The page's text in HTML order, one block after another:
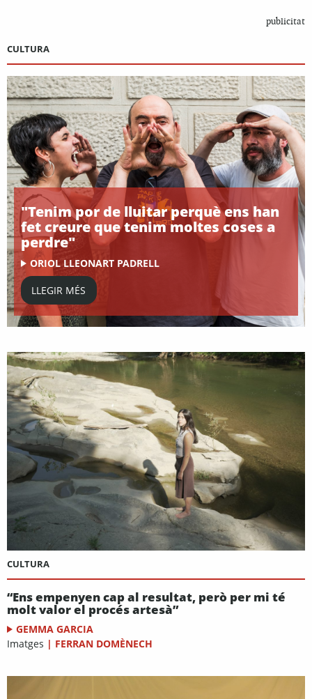
publicitat
CULTURA
"Tenim por de lluitar perquè ens han
fet creure que tenim moltes coses a
perdre"
ORIOL LLEONART PADRELL
LLEGIR MÉS
CULTURA
“Ens empenyen cap al resultat, però per mi té
molt valor el procés artesà”
GEMMA GARCIA
Imatges | FERRAN DOMÈNECH